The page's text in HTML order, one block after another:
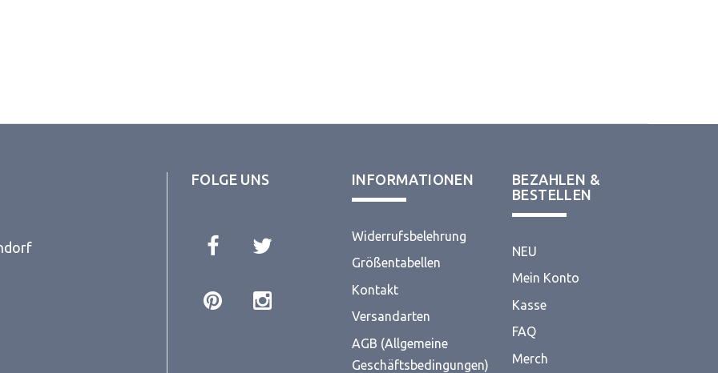
FOLGE UNS INFORMATIONEN
Widerrufsbelehrung
Größentabellen
Kontakt
Versandarten
AGB (Allgemeine
Geschäftsbedingungen)
BEZAHLEN &
BESTELLEN
NEU
Mein Konto
Kasse
FAQ
Merch